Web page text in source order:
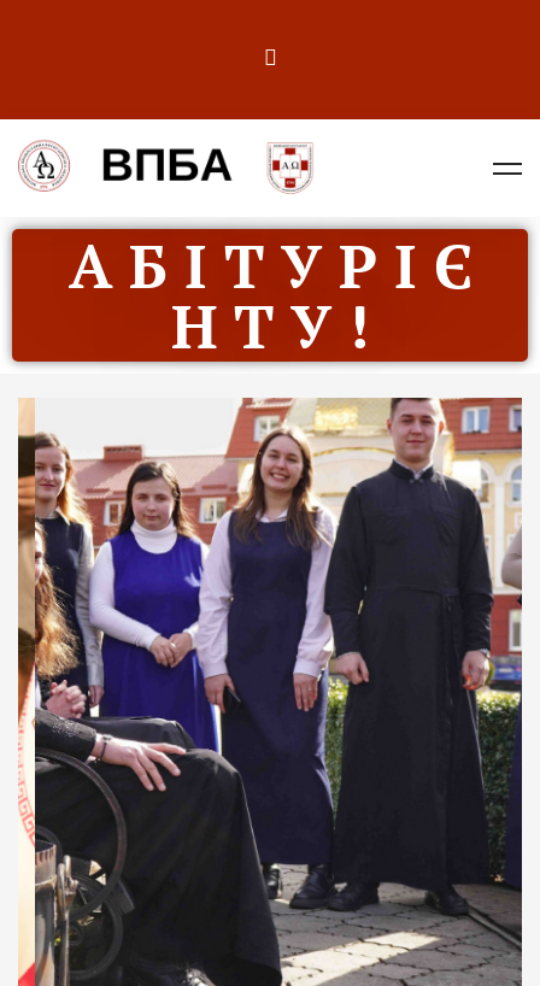
А Б І Т У Р І Є
Н Т У !
ДУХОВНО СИЛЬНІ!
ВПБА — спільнота, де
формується
покликання
Читати більше